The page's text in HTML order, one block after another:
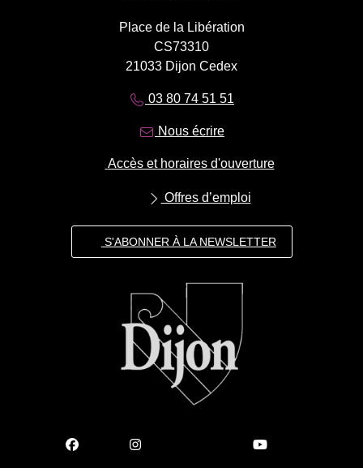
Place de la Libération
CS73310
21033 Dijon Cedex
03 80 74 51 51
Nous écrire
Accès et horaires d'ouverture
Offres d’emploi
S'ABONNER À LA NEWSLETTER